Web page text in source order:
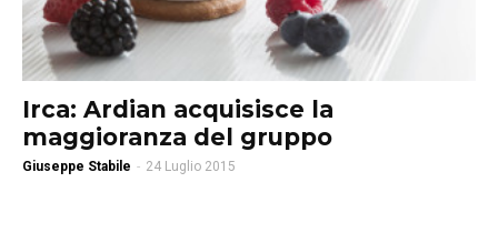
Irca: Ardian acquisisce la
maggioranza del gruppo
Giuseppe Stabile - 24 Luglio 2015